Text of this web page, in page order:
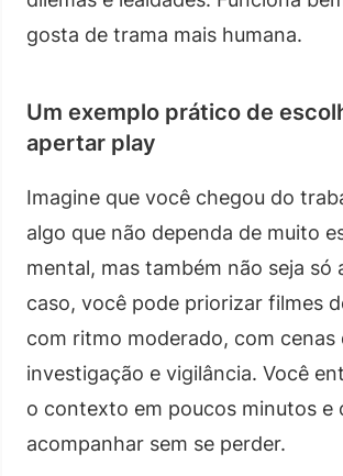
gosta de trama mais humana.
Um exemplo prático de
apertar play
Imagine que você chegou do
algo que não dependa de muito
mental, mas também não seja só
caso, você pode priorizar filmes
com ritmo moderado, com cenas
investigação e vigilância. Você
o contexto em poucos minutos e
acompanhar sem se perder.